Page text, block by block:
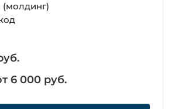
(молдинг)
6 000 руб.